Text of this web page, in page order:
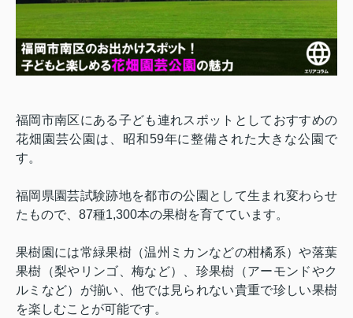
福岡市南区にある子ども連れスポットとしておすすめの
花畑園芸公園は、昭和59年に整備された大きな公園で
す。
福岡県園芸試験跡地を都市の公園として生まれ変わらせ
たもので、 87種1,300本の果樹を育てています。
果樹園には常緑果樹（温州ミカンなどの柑橘系）や落葉
果樹（梨やリンゴ、梅など）、珍果樹（アーモンドやク
ルミなど）が揃い、他では見られない貴重で珍しい果樹
を楽しむことが可能です。